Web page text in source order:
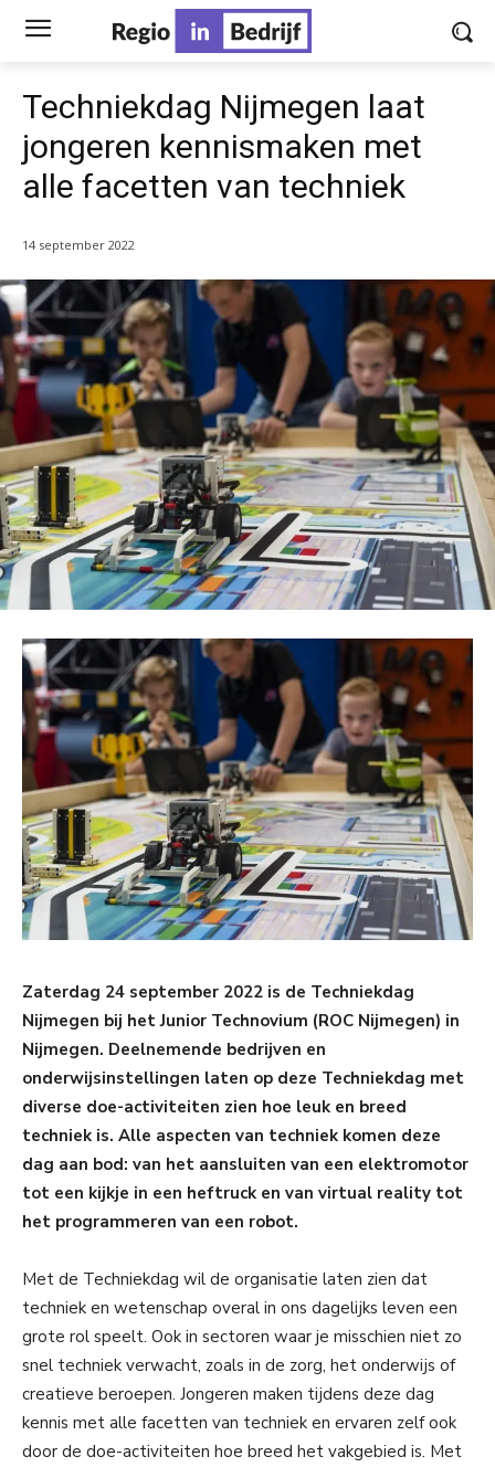
Techniekdag Nijmegen laat
jongeren kennismaken met
alle facetten van techniek
14 september 2022
Zaterdag 24 september 2022 is de Techniekdag
Nijmegen bij het Junior Technovium (ROC Nijmegen) in
Nijmegen. Deelnemende bedrijven en
onderwijsinstellingen laten op deze Techniekdag met
diverse doe-activiteiten zien hoe leuk en breed
techniek is. Alle aspecten van techniek komen deze
dag aan bod: van het aansluiten van een elektromotor
tot een kijkje in een heftruck en van virtual reality tot
het programmeren van een robot.
Met de Techniekdag wil de organisatie laten zien dat
techniek en wetenschap overal in ons dagelijks leven een
grote rol speelt. Ook in sectoren waar je misschien niet zo
snel techniek verwacht, zoals in de zorg, het onderwijs of
creatieve beroepen. Jongeren maken tijdens deze dag
kennis met alle facetten van techniek en ervaren zelf ook
door de doe-activiteiten hoe breed het vakgebied is. Met